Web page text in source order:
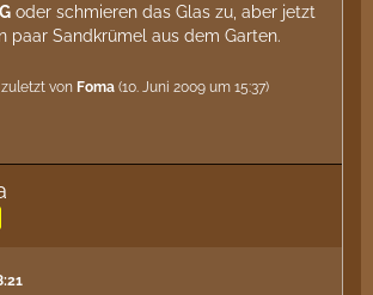
oder schmieren das Glas zu, aber jetzt
paar Sandkrümel aus dem Garten.
von Foma (10. Juni 2009 um 15:37)